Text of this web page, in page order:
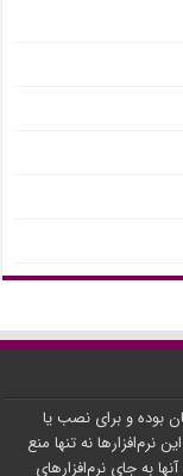
بوده و برای نصب یا
نرم‌افزارها نه تنها منع
به جای نرم‌افزارهای